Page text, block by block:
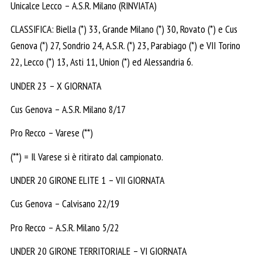
Unicalce Lecco – A.S.R. Milano (RINVIATA)
CLASSIFICA: Biella (*) 33, Grande Milano (*) 30, Rovato (*) e Cus
Genova (*) 27, Sondrio 24, A.S.R. (*) 23, Parabiago (*) e VII Torino
22, Lecco (*) 13, Asti 11, Union (*) ed Alessandria 6.
UNDER 23 – X GIORNATA
Cus Genova – A.S.R. Milano 8/17
Pro Recco – Varese (**)
(**) = Il Varese si è ritirato dal campionato.
UNDER 20 GIRONE ELITE 1 – VII GIORNATA
Cus Genova – Calvisano 22/19
Pro Recco – A.S.R. Milano 5/22
UNDER 20 GIRONE TERRITORIALE – VI GIORNATA